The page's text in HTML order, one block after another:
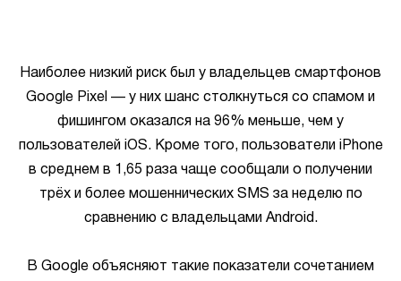
Наиболее низкий риск был у владельцев смартфонов
Google Pixel — у них шанс столкнуться со спамом и
фишингом оказался на 96% меньше, чем у
пользователей iOS. Кроме того, пользователи iPhone
в среднем в 1,65 раза чаще сообщали о получении
трёх и более мошеннических SMS за неделю по
сравнению с владельцами Android.
В Google объясняют такие показатели сочетанием